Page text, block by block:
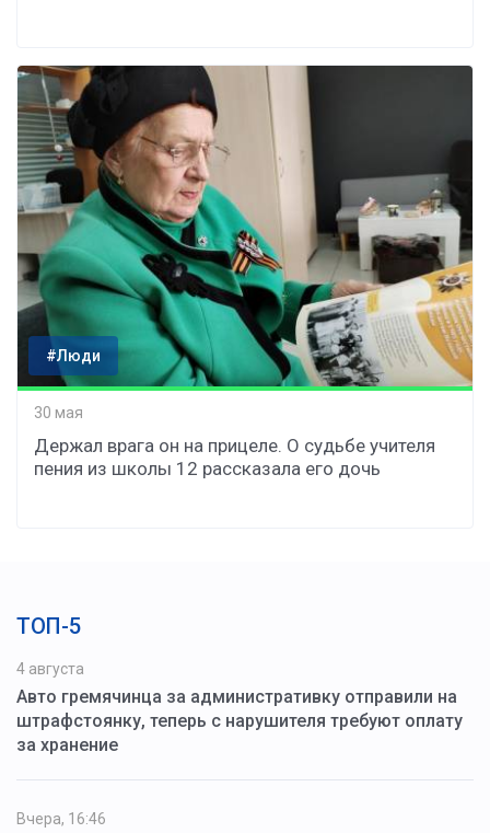
#Люди
30 мая
Держал врага он на прицеле. О судьбе учителя
пения из школы 12 рассказала его дочь
ТОП-5
4 августа
Авто гремячинца за административку отправили на
штрафстоянку, теперь с нарушителя требуют оплату
за хранение
Вчера, 16:46